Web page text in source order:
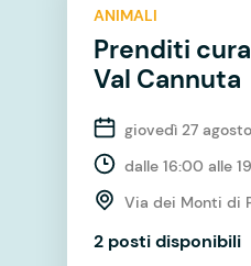
ANIMALI
Prenditi
Val Cannuta
giovedì 27
dalle 16:00 alle
Via dei Monti di
2 posti disponibili